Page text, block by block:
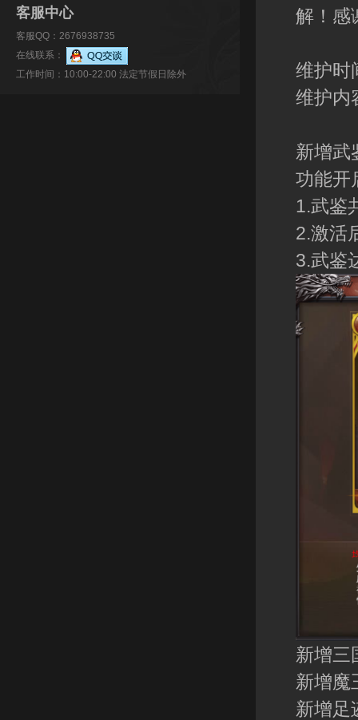
客服中心
客服QQ：2676938735
在线联系：
工作时间：10:00-22:00 法定节假日除外
解！感
维护时
维护内
新增武
功能开
1.武鉴
2.激活
3.武鉴
新增三
新增魔
新增足